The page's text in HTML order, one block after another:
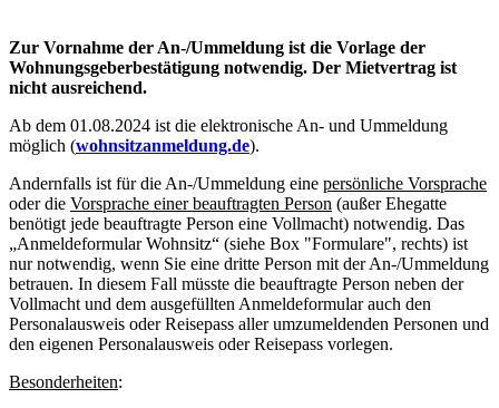
Zur Vornahme der An-/Ummeldung ist die Vorlage der
Wohnungsgeberbestätigung notwendig. Der Mietvertrag ist
nicht ausreichend.
Ab dem 01.08.2024 ist die elektronische An- und Ummeldung
möglich (wohnsitzanmeldung.de).
Andernfalls ist für die An-/Ummeldung eine persönliche Vorsprache
oder die Vorsprache einer beauftragten Person (außer Ehegatte
benötigt jede beauftragte Person eine Vollmacht) notwendig. Das
„Anmeldeformular Wohnsitz“ (siehe Box "Formulare", rechts) ist
nur notwendig, wenn Sie eine dritte Person mit der An-/Ummeldung
betrauen. In diesem Fall müsste die beauftragte Person neben der
Vollmacht und dem ausgefüllten Anmeldeformular auch den
Personalausweis oder Reisepass aller umzumeldenden Personen und
den eigenen Personalausweis oder Reisepass vorlegen.
Besonderheiten: